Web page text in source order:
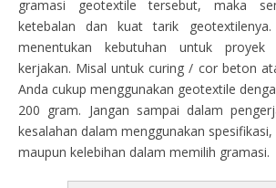
gramasi geotextile tersebut, maka
ketebalan dan kuat tarik
menentukan kebutuhan untuk
kerjakan. Misal untuk curing / cor beton
Anda cukup menggunakan geotextile
200 gram. Jangan sampai dalam
kesalahan dalam menggunakan
maupun kelebihan dalam memilih gramasi.